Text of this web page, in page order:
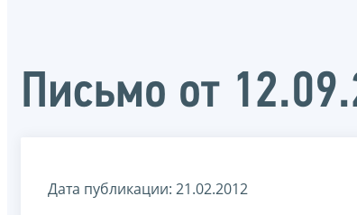
Письмо от
Дата публикации: 21.02.2012